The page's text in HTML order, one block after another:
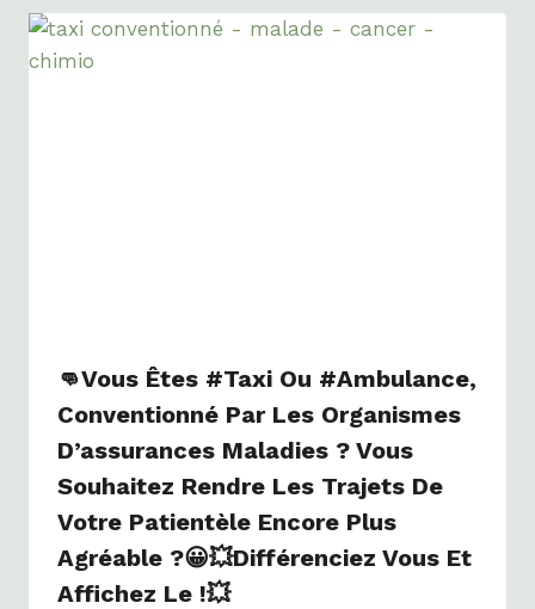
👊Vous Êtes #Taxi Ou #ambulance,
Conventionné Par Les Organismes
D’assurances Maladies ? Vous
Souhaitez Rendre Les Trajets De
Votre Patientèle Encore Plus
Agréable ?😀💥Différenciez Vous Et
Affichez Le !💥